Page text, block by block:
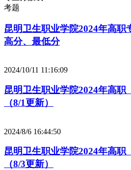
考题
昆明卫生职业学院2024年高职
高分、最低分
2024/10/11 11:16:09
昆明卫生职业学院2024年高职
（8/1更新）
2024/8/6 16:44:50
昆明卫生职业学院2024年高职
（8/3更新）